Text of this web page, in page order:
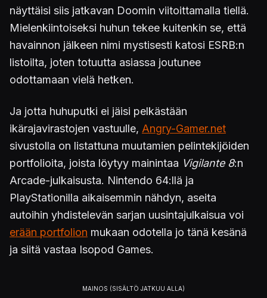
näyttäisi siis jatkavan Doomin viitoittamalla tiellä.
Mielenkiintoiseksi huhun tekee kuitenkin se, että
havainnon jälkeen nimi mystisesti katosi ESRB:n
listoilta, joten totuutta asiassa joutunee
odottamaan vielä hetken.
Ja jotta huhuputki ei jäisi pelkästään
ikärajavirastojen vastuulle, Angry-Gamer.net
sivustolla on listattuna muutamien pelintekijöiden
portfolioita, joista löytyy mainintaa Vigilante 8:n
Arcade-julkaisusta. Nintendo 64:llä ja
PlayStationilla aikaisemmin nähdyn, aseita
autoihin yhdistelevän sarjan uusintajulkaisua voi
erään portfolion mukaan odotella jo tänä kesänä
ja siitä vastaa Isopod Games.